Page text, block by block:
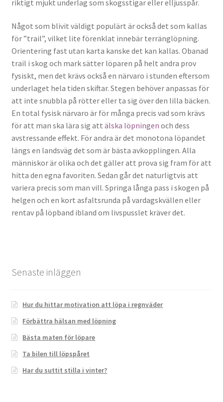
riktigt mjukt underlag som skogsstigar eller elljusspår.
Något som blivit väldigt populärt är också det som kallas
för ”trail”, vilket lite förenklat innebär terränglöpning.
Orientering fast utan karta kanske det kan kallas. Obanad
trail i skog och mark sätter löparen på helt andra prov
fysiskt, men det krävs också en närvaro i stunden eftersom
underlaget hela tiden skiftar. Stegen behöver anpassas för
att inte snubbla på rötter eller ta sig över den lilla bäcken.
En total fysisk närvaro är för många precis vad som krävs
för att man ska lära sig att älska löpningen och dess
avstressande effekt. För andra är det monotona löpandet
längs en landsväg det som är bästa avkopplingen. Alla
människor är olika och det gäller att prova sig fram för att
hitta den egna favoriten. Sedan går det naturligtvis att
variera precis som man vill. Springa långa pass i skogen på
helgen och en kort asfaltsrunda på vardagskvällen eller
rentav på löpband ibland om livspusslet kräver det.
Senaste inläggen
Hur du hittar motivation att löpa i regnväder
Förbättra hälsan med löpning
Bästa maten för löpare
Ta bilen till löpspåret
Har du suttit stilla i vinter?